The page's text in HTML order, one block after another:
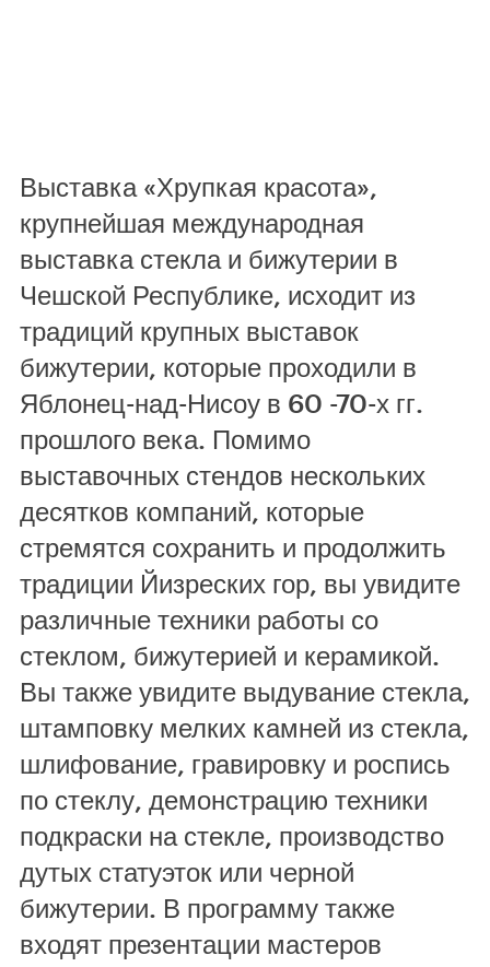
Выставка «Хрупкая красота»,
крупнейшая международная
выставка стекла и бижутерии в
Чешской Республике, исходит из
традиций крупных выставок
бижутерии, которые проходили в
Яблонец-над-Нисоу в 60 -70-х гг.
прошлого века. Помимо
выставочных стендов нескольких
десятков компаний, которые
стремятся сохранить и продолжить
традиции Йизреских гор, вы увидите
различные техники работы со
стеклом, бижутерией и керамикой.
Вы также увидите выдувание стекла,
штамповку мелких камней из стекла,
шлифование, гравировку и роспись
по стеклу, демонстрацию техники
подкраски на стекле, производство
дутых статуэток или черной
бижутерии. В программу также
входят презентации мастеров